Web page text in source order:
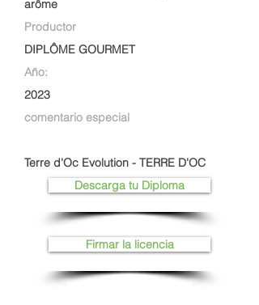
arôme
Productor
DIPLÔME GOURMET
Año:
2023
comentario especial
Terre d'Oc Evolution - TERRE D'OC
Descarga tu Diploma
Firmar la licencia